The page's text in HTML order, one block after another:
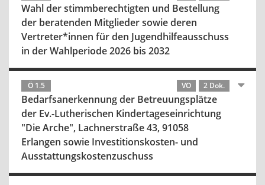
Wahl der stimmberechtigten und Bestellung
der beratenden Mitglieder sowie deren
Vertreter*innen für den Jugendhilfeausschuss
in der Wahlperiode 2026 bis 2032
Ö 1.5 VO 2 Dok.
Bedarfsanerkennung der Betreuungsplätze
der Ev.-Lutherischen Kindertageseinrichtung
"Die Arche", Lachnerstraße 43, 91058
Erlangen sowie Investitionskosten- und
Ausstattungskostenzuschuss